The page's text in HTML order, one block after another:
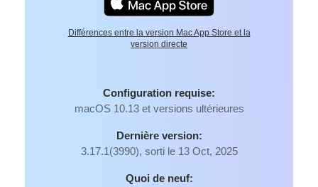
Différences entre la version Mac App Store et la
version directe
Configuration requise:
macOS 10.13 et versions ultérieures
Dernière version:
3.17.1(3990), sorti le 13 Oct, 2025
Quoi de neuf: